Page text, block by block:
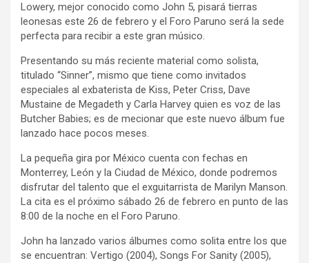
Lowery, mejor conocido como John 5, pisará tierras
leonesas este 26 de febrero y el Foro Paruno será la sede
perfecta para recibir a este gran músico.
Presentando su más reciente material como solista,
titulado “Sinner”, mismo que tiene como invitados
especiales al exbaterista de Kiss, Peter Criss, Dave
Mustaine de Megadeth y Carla Harvey quien es voz de las
Butcher Babies; es de mecionar que este nuevo álbum fue
lanzado hace pocos meses.
La pequeña gira por México cuenta con fechas en
Monterrey, León y la Ciudad de México, donde podremos
disfrutar del talento que el exguitarrista de Marilyn Manson.
La cita es el próximo sábado 26 de febrero en punto de las
8:00 de la noche en el Foro Paruno.
John ha lanzado varios álbumes como solita entre los que
se encuentran: Vertigo (2004), Songs For Sanity (2005),